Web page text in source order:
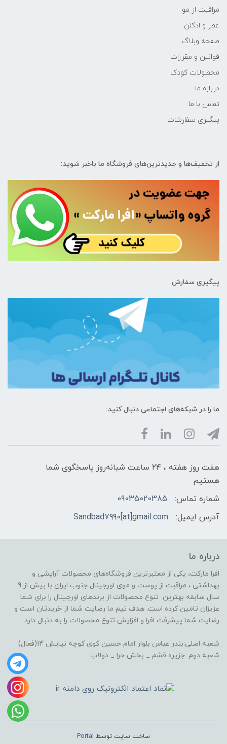
مراقبت از مو
عطر و ادکلن
صفحه وبلاگ
قوانین و مقررات
محصولات کودک
درباره ما
تماس با ما
پیگیری سفارشات
از تخفیف‌ها و جدیدترین‌های فروشگاه ما باخبر شوید:
پیگیری سفارش
ما را در شبکه‌های اجتماعی دنبال کنید:
هفت روز هفته ، ۲۴ ساعت شبانه‌روز پاسخگوی شما
هستیم
شماره تماس:
09035020385
آدرس ایمیل:
Sandbad7990[at]gmail.com
درباره ما
افرا مارکت، یکی از معتبرترین فروشگاه‌های محصولات آرایشی و
بهداشتی ، مراقبت از پوست و موی اورجینال جنوب ایران با بیش از 9
سال سابقه بهترین تنوع محصولات از برندهای اورجینال را برای شما
عزیزان تامین کرده است. هدف تیم ما رضایت شما از خریدتان است و
رضایت شما پیشرفت افرا و افزایش تنوع محصولات را به دنبال دارد.
شعبه اصلی:بندر عباس بلوار امام حسین کوی کوچه نیایش 14(فعال)
شعبه دوم: جزیره قشم _ بخش حرا _ دولاب
ساخت سایت توسط Portal